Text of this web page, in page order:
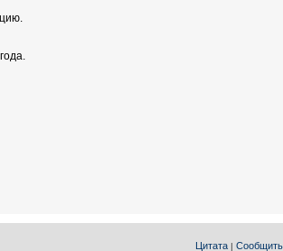
Цитата